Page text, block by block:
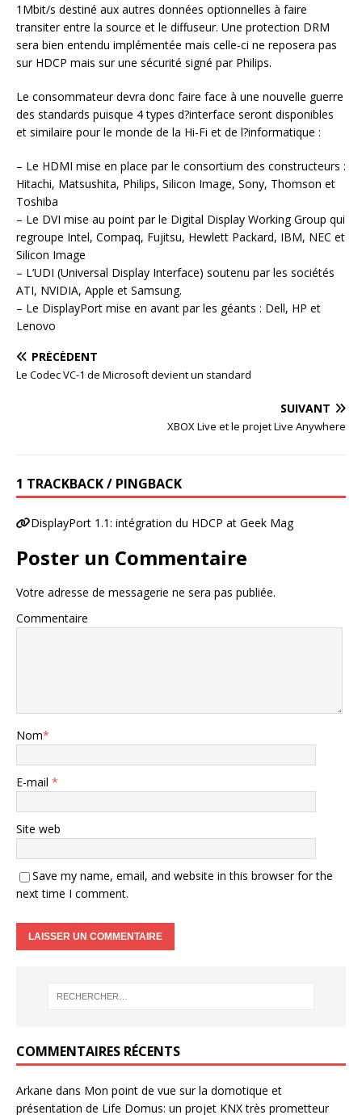
1Mbit/s destiné aux autres données optionnelles à faire
transiter entre la source et le diffuseur. Une protection DRM
sera bien entendu implémentée mais celle-ci ne reposera pas
sur HDCP mais sur une sécurité signé par Philips.
Le consommateur devra donc faire face à une nouvelle guerre
des standards puisque 4 types d?interface seront disponibles
et similaire pour le monde de la Hi-Fi et de l?informatique :
– Le HDMI mise en place par le consortium des constructeurs :
Hitachi, Matsushita, Philips, Silicon Image, Sony, Thomson et
Toshiba
– Le DVI mise au point par le Digital Display Working Group qui
regroupe Intel, Compaq, Fujitsu, Hewlett Packard, IBM, NEC et
Silicon Image
– L’UDI (Universal Display Interface) soutenu par les sociétés
ATI, NVIDIA, Apple et Samsung.
– Le DisplayPort mise en avant par les géants : Dell, HP et
Lenovo
PRÉCÉDENT
Le Codec VC-1 de Microsoft devient un standard
SUIVANT
XBOX Live et le projet Live Anywhere
1 TRACKBACK / PINGBACK
DisplayPort 1.1: intégration du HDCP at Geek Mag
Poster un Commentaire
Votre adresse de messagerie ne sera pas publiée.
Commentaire
Nom*
E-mail *
Site web
Save my name, email, and website in this browser for the
next time I comment.
COMMENTAIRES RÉCENTS
Arkane dans Mon point de vue sur la domotique et
présentation de Life Domus: un projet KNX très prometteur